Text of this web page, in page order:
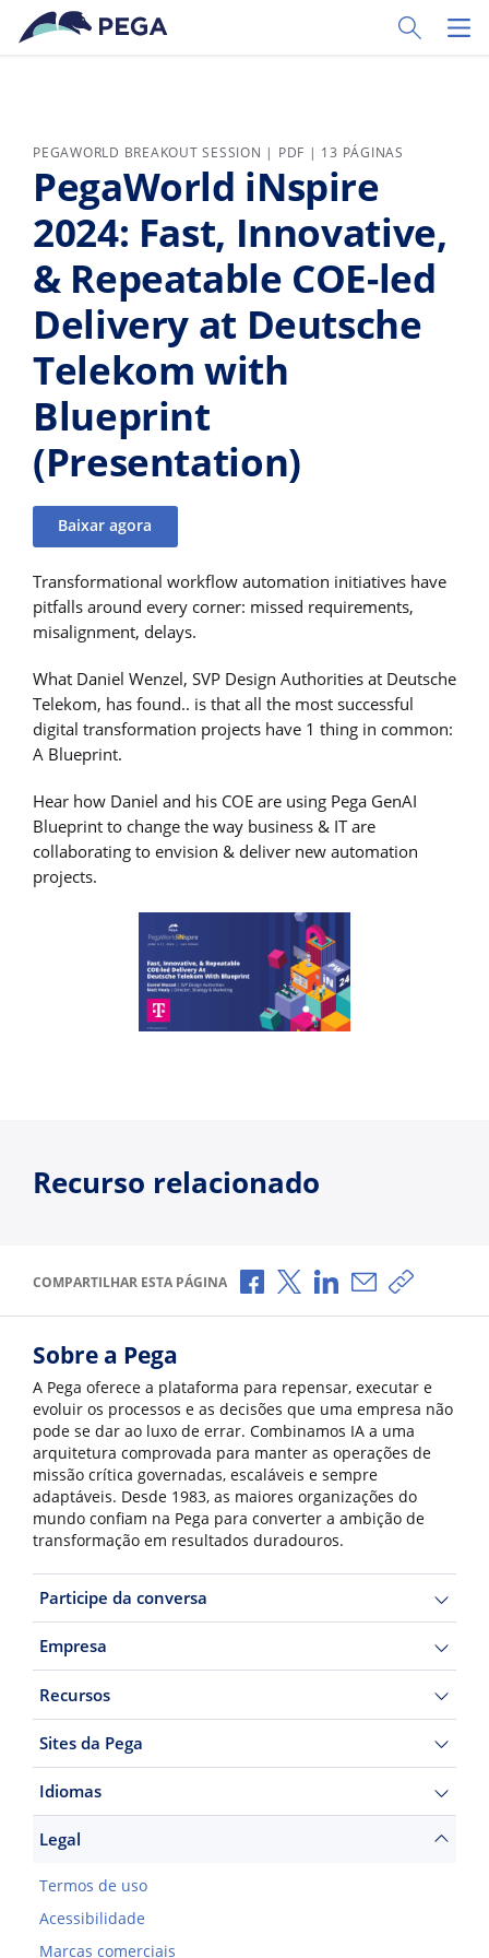
Pular para o conteúdo principal
Toggle
PEGAWORLD BREAKOUT SESSION | PDF | 13 PÁGINAS
PegaWorld iNspire
2024: Fast, Innovative,
& Repeatable COE-led
Delivery at Deutsche
Telekom with
Blueprint
(Presentation)
Baixar agora
Transformational workflow automation initiatives have
pitfalls around every corner: missed requirements,
misalignment, delays.
What Daniel Wenzel, SVP Design Authorities at Deutsche
Telekom, has found.. is that all the most successful
digital transformation projects have 1 thing in common:
A Blueprint.
Hear how Daniel and his COE are using Pega GenAI
Blueprint to change the way business & IT are
collaborating to envision & deliver new automation
projects.
Recurso relacionado
COMPARTILHAR ESTA PÁGINA Compartilhar no Facebook
Compartilhar no X
Compartilhar no
Compartilhar
Copiar
Sobre a Pega
A Pega oferece a plataforma para repensar, executar e
evoluir os processos e as decisões que uma empresa não
pode se dar ao luxo de errar. Combinamos IA a uma
arquitetura comprovada para manter as operações de
missão crítica governadas, escaláveis e sempre
adaptáveis. Desde 1983, as maiores organizações do
mundo confiam na Pega para converter a ambição de
transformação em resultados duradouros.
Participe da conversa
Empresa
Recursos
Sites da Pega
Idiomas
Legal
Termos de uso
Acessibilidade
Marcas comerciais